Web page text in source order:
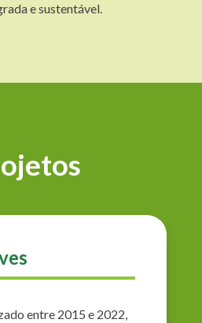
e sustentável.
entre 2015 e 2022,